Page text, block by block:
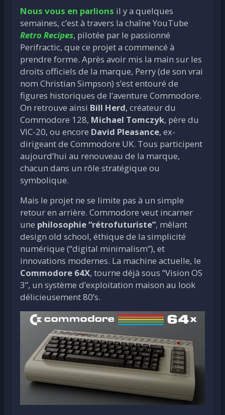
Nous vous en parlions il y a quelques
semaines, c’est à travers la chaîne YouTube
Retro Recipes, pilotée par le passionné
Perifractic, que ce projet a commencé à
prendre forme. Après avoir mis la main sur les
droits officiels de la marque, Perry (de son vrai
nom Christian Simpson) s’est entouré de
figures historiques de l’aventure Commodore.
On retrouve ainsi Bill Herd, créateur du
Commodore 128, Michael Tomczyk, père du
VIC-20, ou encore David Pleasance, ex-
dirigeant de Commodore UK. Tous participent
aujourd’hui au renouveau de la marque,
chacun dans un rôle stratégique ou
symbolique.
Mais le projet ne se limite pas à un simple
retour en arrière. Commodore veut incarner
une philosophie “rétrofuturiste”, mêlant
design old school, éthique de la simplicité
numérique (“digital minimalism”), et
innovations modernes. La machine actuelle, le
Commodore 64X, tourne déjà sous “Vision OS
3”, un système d’exploitation maison au look
délicieusement 80’s.